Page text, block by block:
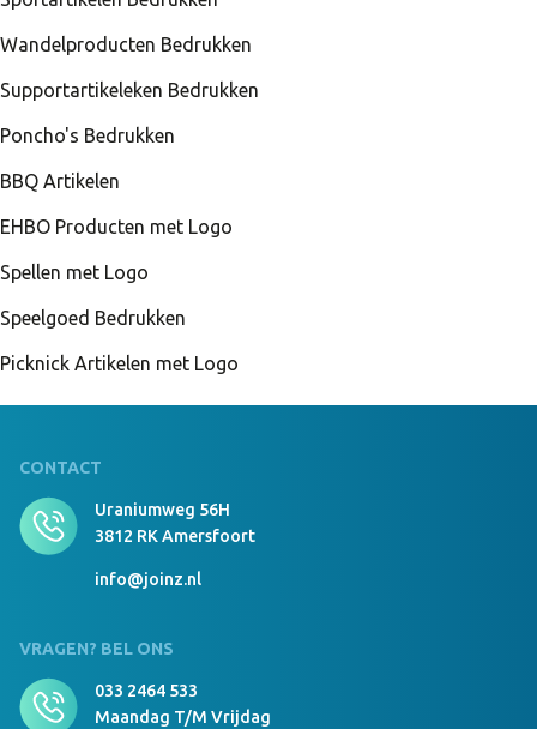
Wandelproducten Bedrukken
Supportartikeleken Bedrukken
Poncho's Bedrukken
BBQ Artikelen
EHBO Producten met Logo
Spellen met Logo
Speelgoed Bedrukken
Picknick Artikelen met Logo
CONTACT
Uraniumweg 56H
3812 RK Amersfoort
info@joinz.nl
VRAGEN? BEL ONS
033 2464 533
Maandag T/m Vrijdag